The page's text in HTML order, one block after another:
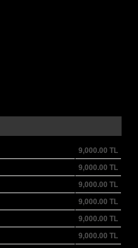
9,000.00 TL
9,000.00 TL
9,000.00 TL
9,000.00 TL
9,000.00 TL
9,000.00 TL